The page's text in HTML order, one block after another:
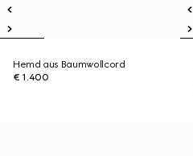
Hemd aus Baumwollcord
€ 1.400